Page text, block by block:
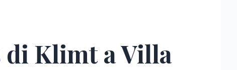
di Klimt a Villa